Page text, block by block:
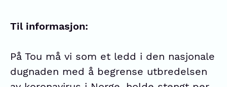
Til informasjon:
På Tou må vi som et ledd i den nasjonale
dugnaden med å begrense utbredelsen